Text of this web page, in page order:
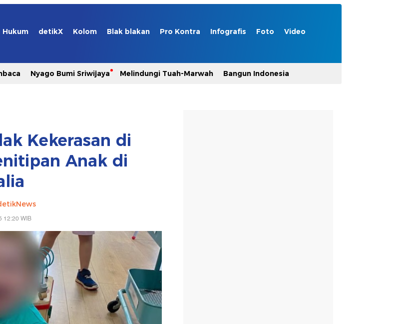
Hukum detikX Kolom Blak blakan Pro Kontra Infografis Foto Video
Nyago Bumi Sriwijaya Melindungi Tuah-Marwah Bangun Indonesia
Kekerasan di
Anak di
12:20 WIB